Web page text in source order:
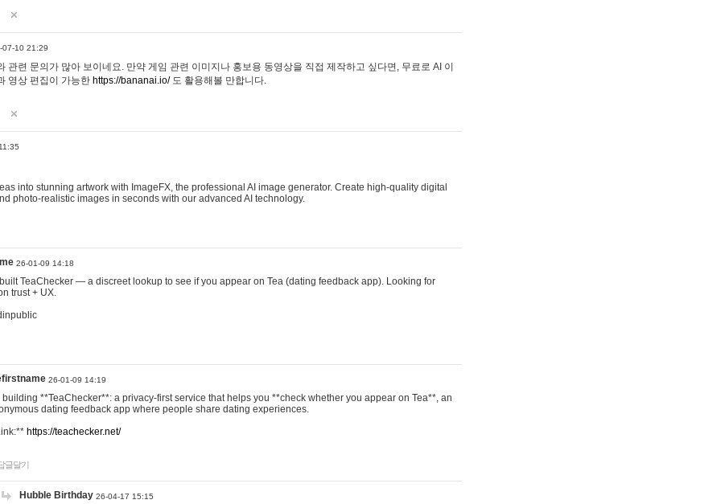
07-10 21:29
관련 문의가 많아 보이네요. 만약 게임 관련 이미지나 홍보용 동영상을 직접 제작하고 싶다면, 무료로 AI 이
영상 편집이 가능한 https://bananai.io/도 활용해볼 만합니다.
into stunning artwork with ImageFX, the professional AI image generator. Create high-quality digital
photo-realistic images in seconds with our advanced AI technology.
26-01-09 14:18
TeaChecker — a discreet lookup to see if you appear on Tea (dating feedback app). Looking for
trust + UX.
26-01-09 14:19
building **TeaChecker**: a privacy-first service that helps you **check whether you appear on Tea**, an
dating feedback app where people share dating experiences.
https://teachecker.net/
글달기
Hubble Birthday 26-04-17 15:15